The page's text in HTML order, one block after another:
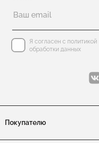
Я согласен с политикой
обработки данных
Покупателю